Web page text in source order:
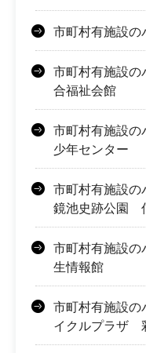
市町村有施設
市町村有施設
合福祉会館
市町村有施設
少年センター
市町村有施設
鏡池史跡公園
市町村有施設
生情報館
市町村有施設
イクルプラザ